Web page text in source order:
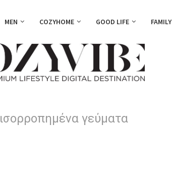
MEN COZYHOME GOOD LIFE FAMILY
ισορροπημένα γεύματα